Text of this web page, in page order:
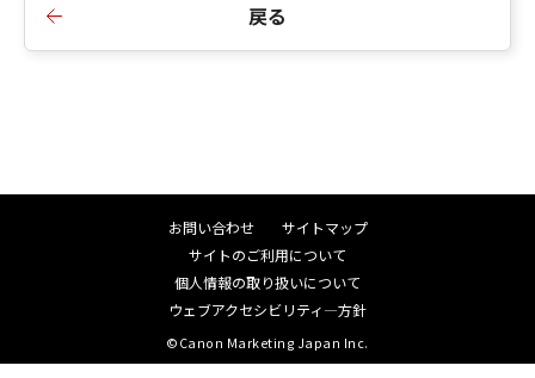
戻る
お問い合わせ
サイトマップ
サイトのご利用について
個人情報の取り扱いについて
ウェブアクセシビリティ―方針
©Canon Marketing Japan Inc.